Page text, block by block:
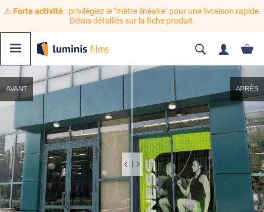
⚠️ Forte activité: privilégiez le "mètre linéaire" pour une livraison rapide.
Délais détaillés sur la fiche produit.
AVANT APRÈS